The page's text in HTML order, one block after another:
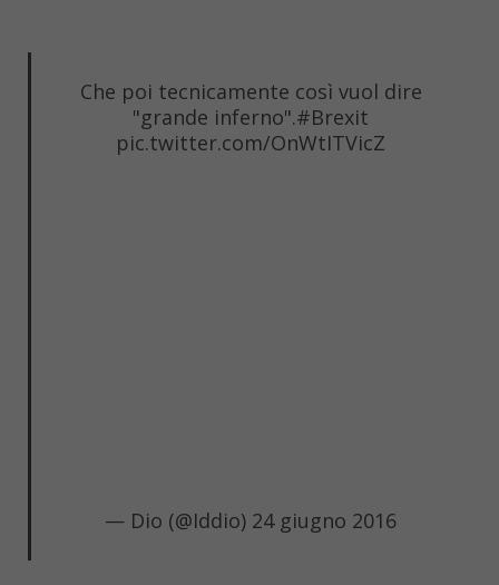
Che poi tecnicamente così vuol dire
"grande inferno".#Brexit
pic.twitter.com/OnWtITVicZ
— Dio (@Iddio) 24 giugno 2016